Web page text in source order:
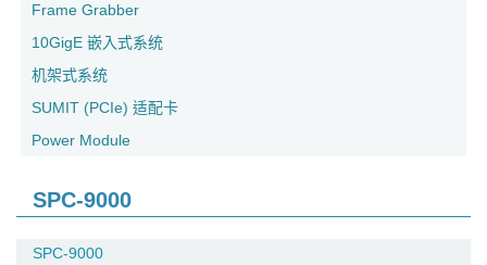
Frame Grabber
10GigE 嵌入式系统
机架式系统
SUMIT (PCIe) 适配卡
Power Module
SPC-9000
SPC-9000